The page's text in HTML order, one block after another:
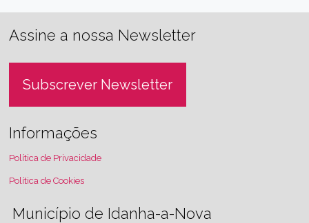
Assine a nossa Newsletter
Subscrever Newsletter
Informações
Política de Privacidade
Política de Cookies
Município de Idanha-a-Nova